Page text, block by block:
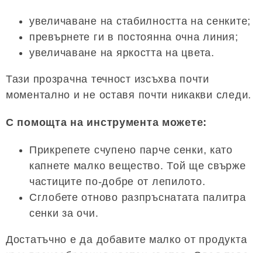
увеличаване на стабилността на сенките;
превърнете ги в постоянна очна линия;
увеличаване на яркостта на цвета.
Тази прозрачна течност изсъхва почти
моментално и не оставя почти никакви следи.
С помощта на инструмента можете:
Прикрепете счупено парче сенки, като
капнете малко вещество. Той ще свърже
частиците по-добре от лепилото.
Сглобете отново разпръснатата палитра
сенки за очи.
Достатъчно е да добавите малко от продукта